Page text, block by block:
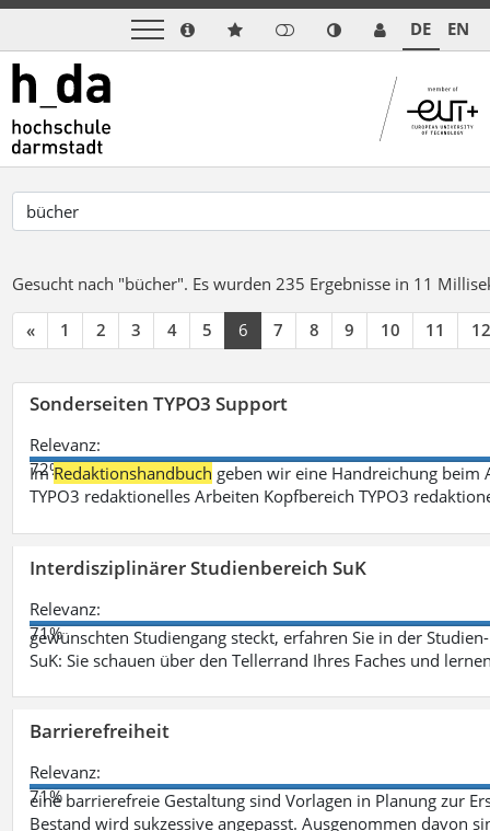
DE EN
Gesucht nach "bücher". Es wurden 235 Ergebnisse in 11
« 1 2 3 4 5 6 7 8 9 10 11 12
Sonderseiten TYPO3 Support
Relevanz:
72%
ImRedaktionshandbuch geben wir eine Handreichung beim
TYPO3 redaktionelles Arbeiten Kopfbereich TYPO3
Interdisziplinärer Studienbereich SuK
Relevanz:
71%
gewünschten Studiengang steckt, erfahren Sie in der
SuK: Sie schauen über den Tellerrand Ihres Faches und
Barrierefreiheit
Relevanz:
71%
eine barrierefreie Gestaltung sind Vorlagen in Planung zur
Bestand wird sukzessive angepasst. Ausgenommen davon